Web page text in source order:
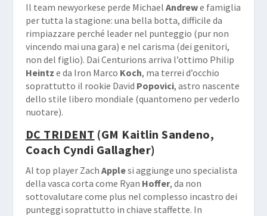
Il team newyorkese perde Michael Andrewe famiglia
per tutta la stagione: una bella botta, difficile da
rimpiazzare perché leader nel punteggio (pur non
vincendo mai una gara) e nel carisma (dei genitori,
non del figlio). Dai Centurions arriva l’ottimo Philip
Heintz e da Iron Marco Koch, ma terrei d’occhio
soprattutto il rookie David Popovici, astro nascente
dello stile libero mondiale (quantomeno per vederlo
nuotare).
DC TRIDENT (GM Kaitlin Sandeno,
Coach Cyndi Gallagher)
Al top player Zach Applesi aggiunge uno specialista
della vasca corta come Ryan Hoffer, da non
sottovalutare come plus nel complesso incastro dei
punteggi soprattutto in chiave staffette. In